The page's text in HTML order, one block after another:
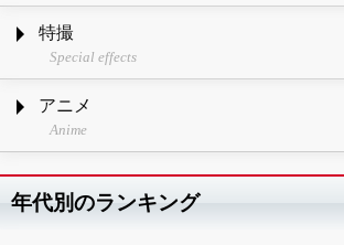
特撮
Special effects
アニメ
Anime
年代別のランキング